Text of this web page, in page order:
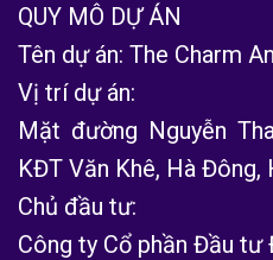
QUY MÔ DỰ ÁN
Tên dự án: The Charm
Vị trí dự án:
Mặt đường Nguyễn
KĐT Văn Khê, Hà Đông,
Chủ đầu tư:
Công ty Cổ phần Đầu